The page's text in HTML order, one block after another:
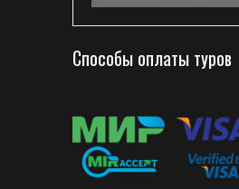
Способы оплаты туров